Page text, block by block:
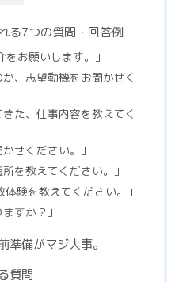
る7つの質問・回答例
お願いします。」
、志望動機をお聞かせく
た、仕事内容を教えてく
せください。」
を教えてください。」
体験を教えてください。」
すか？」
準備がマジ大事。
質問